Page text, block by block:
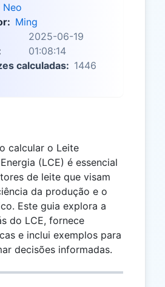
Neo
Ming
2025-06-19
01:08:14
calculadas: 1446
calcular o Leite
(LCE) é essencial
de leite que visam
da produção e o
Este guia explora a
do LCE, fornece
e inclui exemplos para
decisões informadas.